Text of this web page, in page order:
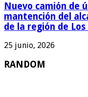
Nuevo camión de
mantención del
de la región de Los
25 junio, 2026
RANDOM